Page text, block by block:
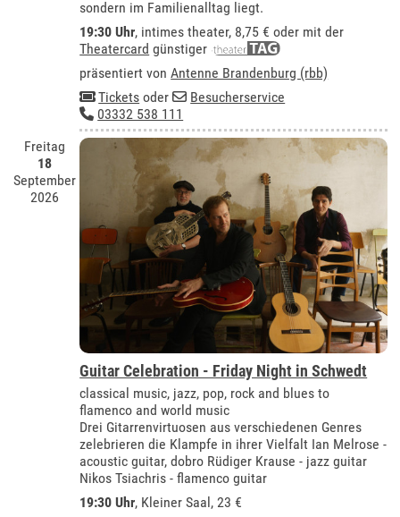
sondern im Familienalltag liegt.
19:30 Uhr, intimes theater, 8,75 € oder mit der
Theatercard günstiger
präsentiert vonAntenne Brandenburg (rbb)
Tickets oder
Besucherservice
03332 538 111
Freitag
18
September
2026
Guitar Celebration - Friday Night in Schwedt
classical music, jazz, pop, rock and blues to
flamenco and world music
Drei Gitarrenvirtuosen aus verschiedenen Genres
zelebrieren die Klampfe in ihrer Vielfalt Ian Melrose -
acoustic guitar, dobro Rüdiger Krause - jazz guitar
Nikos Tsiachris - flamenco guitar
19:30 Uhr, Kleiner Saal , 23 €